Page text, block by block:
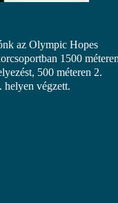
az Olympic Hopes
1500
500 méteren 2.
helyen végzett.